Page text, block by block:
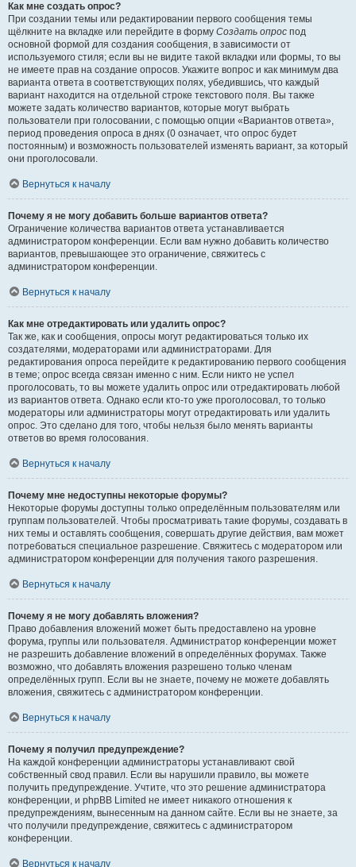
Как мне создать опрос?
При создании темы или редактировании первого сообщения темы
щёлкните на вкладке или перейдите в форму Создать опрос под
основной формой для создания сообщения, в зависимости от
используемого стиля; если вы не видите такой вкладки или формы, то вы
не имеете прав на создание опросов. Укажите вопрос и как минимум два
варианта ответа в соответствующих полях, убедившись, что каждый
вариант находится на отдельной строке текстового поля. Вы также
можете задать количество вариантов, которые могут выбрать
пользователи при голосовании, с помощью опции «Вариантов ответа»,
период проведения опроса в днях (0 означает, что опрос будет
постоянным) и возможность пользователей изменять вариант, за который
они проголосовали.
Вернуться к началу
Почему я не могу добавить больше вариантов ответа?
Ограничение количества вариантов ответа устанавливается
администратором конференции. Если вам нужно добавить количество
вариантов, превышающее это ограничение, свяжитесь с
администратором конференции.
Вернуться к началу
Как мне отредактировать или удалить опрос?
Так же, как и сообщения, опросы могут редактироваться только их
создателями, модераторами или администраторами. Для
редактирования опроса перейдите к редактированию первого сообщения
в теме; опрос всегда связан именно с ним. Если никто не успел
проголосовать, то вы можете удалить опрос или отредактировать любой
из вариантов ответа. Однако если кто-то уже проголосовал, то только
модераторы или администраторы могут отредактировать или удалить
опрос. Это сделано для того, чтобы нельзя было менять варианты
ответов во время голосования.
Вернуться к началу
Почему мне недоступны некоторые форумы?
Некоторые форумы доступны только определённым пользователям или
группам пользователей. Чтобы просматривать такие форумы, создавать в
них темы и оставлять сообщения, совершать другие действия, вам может
потребоваться специальное разрешение. Свяжитесь с модератором или
администратором конференции для получения такого разрешения.
Вернуться к началу
Почему я не могу добавлять вложения?
Право добавления вложений может быть предоставлено на уровне
форума, группы или пользователя. Администратор конференции может
не разрешить добавление вложений в определённых форумах. Также
возможно, что добавлять вложения разрешено только членам
определённых групп. Если вы не знаете, почему не можете добавлять
вложения, свяжитесь с администратором конференции.
Вернуться к началу
Почему я получил предупреждение?
На каждой конференции администраторы устанавливают свой
собственный свод правил. Если вы нарушили правило, вы можете
получить предупреждение. Учтите, что это решение администратора
конференции, и phpBB Limited не имеет никакого отношения к
предупреждениям, вынесенным на данном сайте. Если вы не знаете, за
что получили предупреждение, свяжитесь с администратором
конференции.
Вернуться к началу